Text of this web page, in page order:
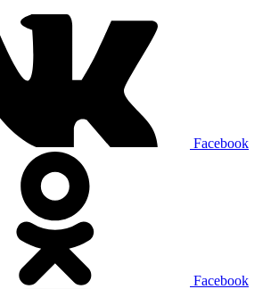
Facebook
Facebook